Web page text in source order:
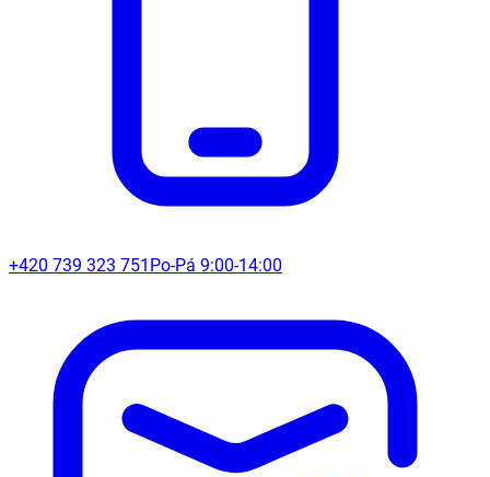
+420 739 323 751 Po-Pá 9:00-14:00